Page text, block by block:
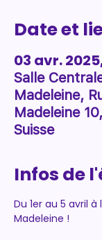
Date et
03 avr.
Salle
Madeleine,
Madeleine
Suisse
Infos de
Du 1er au 5 avril
Madeleine !